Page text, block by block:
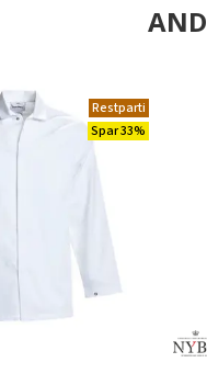
Restparti
Spar 33%